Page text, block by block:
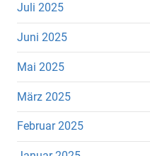
Juli 2025
Juni 2025
Mai 2025
März 2025
Februar 2025